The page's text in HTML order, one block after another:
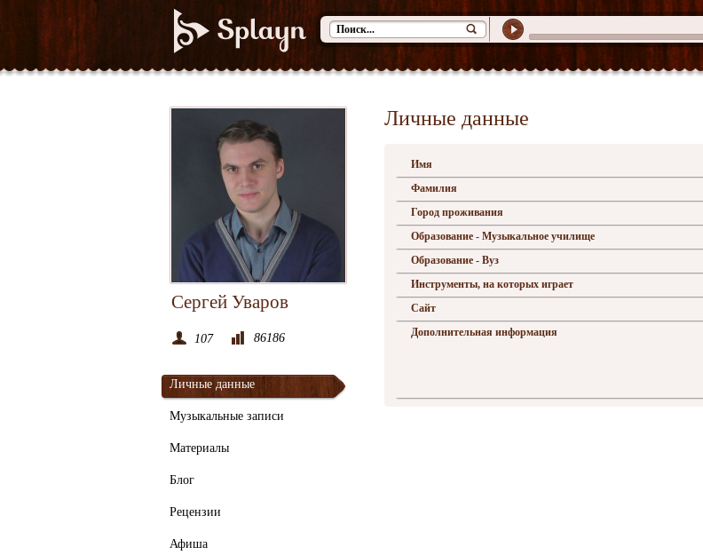
Сергей Уваров
107 86186
Личные данные
Музыкальные записи
Материалы
Блог
Рецензии
Афиша
Личные данные
Имя
Фамилия
Город проживания
Образование - Музыкальное училище
Образование - Вуз
Инструменты, на которых играет
Сайт
Дополнительная информация